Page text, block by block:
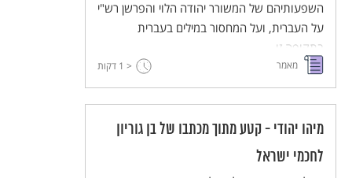
השפעותיהם של המשורר יהודה הלוי והפרשן רש"י
על העברית, ועל המחסור במילים בעברית
בתקופה זו.
מאמר < 1 דקות
מיהו יהודי - קטע מתוך מכתבו של בן גוריון
לחכמי ישראל